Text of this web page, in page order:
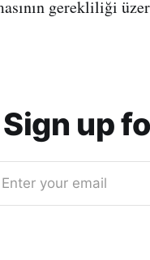
gerekliliği
Sign up
Enter your email